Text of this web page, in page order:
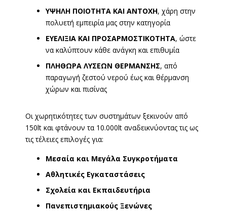
ΥΨΗΛΗ ΠΟΙΟΤΗΤΑ ΚΑΙ ΑΝΤΟΧΗ, χάρη στην
πολυετή εμπειρία μας στην κατηγορία
ΕΥΕΛΙΞΙΑ ΚΑΙ ΠΡΟΣΑΡΜΟΣΤΙΚΟΤΗΤΑ, ώστε
να καλύπτουν κάθε ανάγκη και επιθυμία
ΠΛΗΘΩΡΑ ΛΥΣΕΩΝ ΘΕΡΜΑΝΣΗΣ, από
παραγωγή ζεστού νερού έως και θέρμανση
χώρων και πισίνας
Οι χωρητικότητες των συστημάτων ξεκινούν από
150lt και φτάνουν τα 10.000lt αναδεικνύοντας τις ως
τις τέλειες επιλογές για:
Μεσαία και Μεγάλα Συγκροτήματα
Αθλητικές Εγκαταστάσεις
Σχολεία και Εκπαιδευτήρια
Πανεπιστημιακούς Ξενώνες